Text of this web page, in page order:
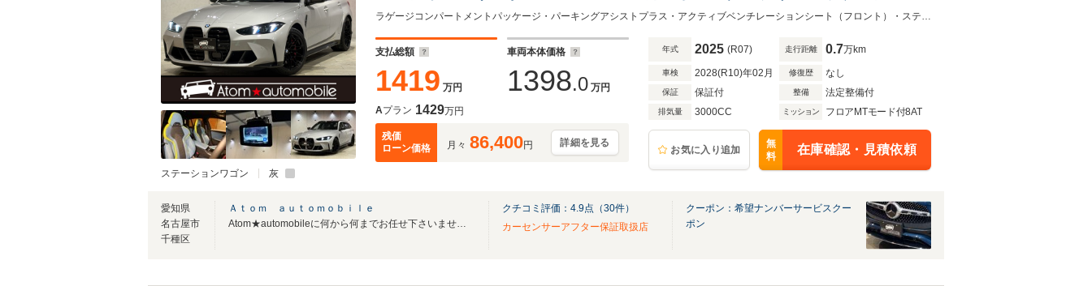
ステーションワゴン 灰
ザーメリノ ヤスマリナブルー・Mカーボンファイバートリム・Mコンフォー
トパッケージ・M Driveプロフェッショナル
ラゲージコンパートメントパッケージ・パーキングアシストプラス・アクティブベンチレーションシート（フロント）・ステアリングホイールヒーティング・アコースティックガラス
支払総額
1419 万円
車両本体価格
1398.0 万円
Aプラン 1429万円
残価
ローン価格
月々 86,400円 詳細を見る
年式 2025 (R07) 走行距離 0.7万km
車検 2028(R10)年02月 修復歴 なし
保証 保証付 整備 法定整備付
排気量 3000CC ミッション フロアMTモード付8AT
お気に入り追加
無
料
在庫確認・見積依頼
愛知県
名古屋市
千種区
Ａｔｏｍ ａｕｔｏｍｏｂｉｌｅ
Atom★automobileに何から何までお任せ下さいませ！！
クチコミ評価： 4.9点（30件）
カーセンサーアフター保証取扱店
クーポン：希望ナンバーサービスクー
ポン